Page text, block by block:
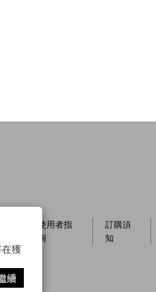
獲
續
使用者指
南
訂購須
知